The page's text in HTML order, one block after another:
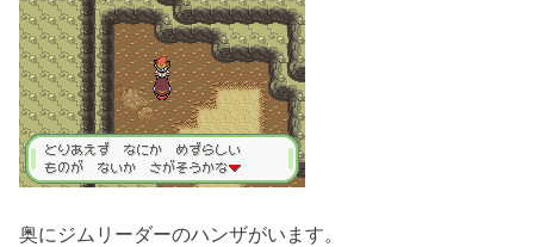
奥にジムリーダーのハンザがいます。